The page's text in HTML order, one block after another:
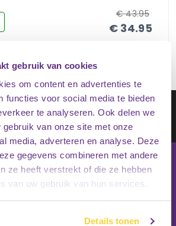
gebruik van cookies
om content en advertenties te
functies voor social media te bieden
te analyseren. Ook delen we
gebruik van onze site met onze
media, adverteren en analyse. Deze
gegevens combineren met andere
ze heeft verstrekt of die ze hebben
van uw gebruik van hun services.
Details tonen
€ 34.95
€43.95
je in op onze nieuwsbrief
Inschrijven